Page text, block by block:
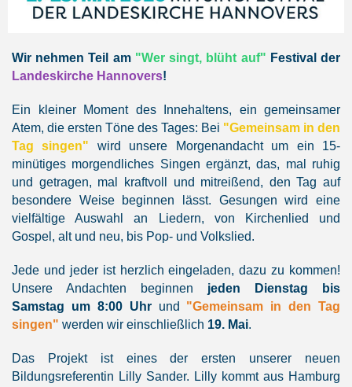
Wir nehmen Teil am "Wer singt, blüht auf" Festival der
Landeskirche Hannovers!
Ein kleiner Moment des Innehaltens, ein gemeinsamer
Atem, die ersten Töne des Tages: Bei "Gemeinsam in den
Tag singen" wird unsere Morgenandacht um ein 15-
minütiges morgendliches Singen ergänzt, das, mal ruhig
und getragen, mal kraftvoll und mitreißend, den Tag auf
besondere Weise beginnen lässt. Gesungen wird eine
vielfältige Auswahl an Liedern, von Kirchenlied und
Gospel, alt und neu, bis Pop- und Volkslied.
Jede und jeder ist herzlich eingeladen, dazu zu kommen!
Unsere Andachten beginnen jeden Dienstag bis
Samstag um 8:00 Uhrund "Gemeinsam in den Tag
singen" werden wir einschließlich 19. Mai.
Das Projekt ist eines der ersten unserer neuen
Bildungsreferentin Lilly Sander. Lilly kommt aus Hamburg